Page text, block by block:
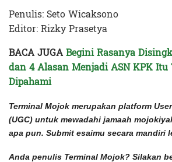
Penulis: Seto Wicaksono
Editor: Rizky Prasetya
BACA JUGABegini Rasanya
dan 4 Alasan Menjadi ASN KPK
Dipahami
Terminal Mojok merupakan platform
(UGC) untuk mewadahi jamaah
apa pun. Submit esaimu secara mandiri
Anda penulis Terminal Mojok? Silakan